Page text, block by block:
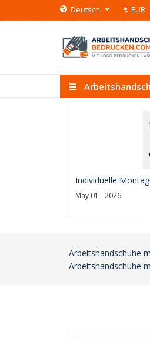
Deutsch € EUR
Individuelle
May 01 - 2026
Arbeitshandschuhe
Arbeitshandschuhe